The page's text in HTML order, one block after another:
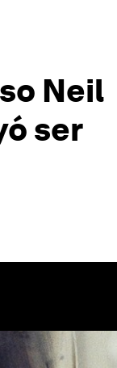
Neil
ser